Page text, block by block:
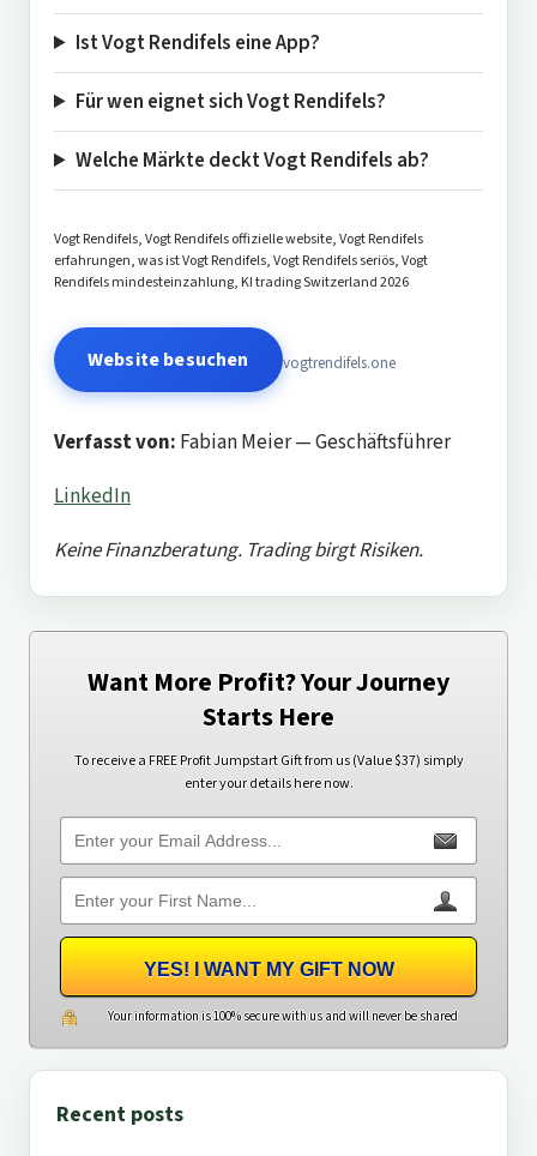
Ist Vogt Rendifels eine App?
Für wen eignet sich Vogt Rendifels?
Welche Märkte deckt Vogt Rendifels ab?
Vogt Rendifels, Vogt Rendifels offizielle website, Vogt Rendifels
erfahrungen, was ist Vogt Rendifels, Vogt Rendifels seriös, Vogt
Rendifels mindesteinzahlung, KI trading Switzerland 2026
Website besuchen vogtrendifels.one
Verfasst von: Fabian Meier — Geschäftsführer
LinkedIn
Keine Finanzberatung. Trading birgt Risiken.
Want More Profit? Your Journey
Starts Here
To receive a FREE Profit Jumpstart Gift from us (Value $37) simply
enter your details here now.
YES! I WANT MY GIFT NOW
Your information is 100% secure with us and will never be shared
Recent posts